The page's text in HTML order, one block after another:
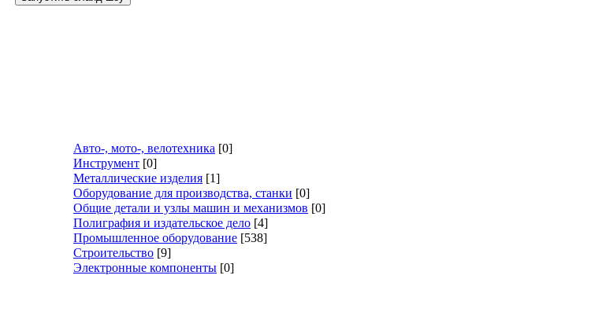
Авто-, мото-, велотехника [0]
Инструмент [0]
Металлические изделия [1]
Оборудование для производства, станки [0]
Общие детали и узлы машин и механизмов [0]
Полиграфия и издательское дело [4]
Промышленное оборудование [538]
Строительство [9]
Электронные компоненты [0]